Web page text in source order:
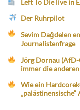
Der Ruhrpilot
Sevim Dağdelen
Journalistenfrage
Jörg Dornau
immer die anderen
Wie ein